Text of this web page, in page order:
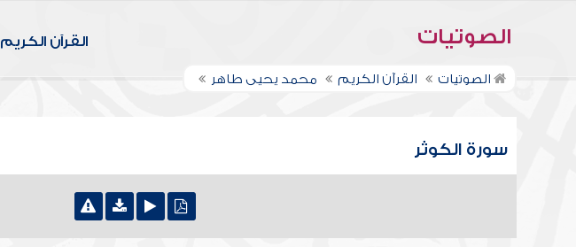
الصوتيات القرآن الكريم
الصوتيات القرآن الكريم محمد يحيى طاهر
سورة الكوثر